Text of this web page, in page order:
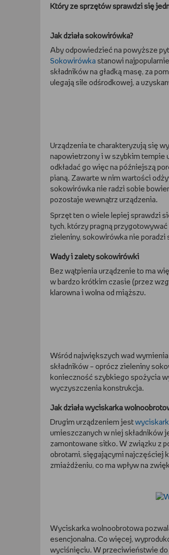
Który ze sprzętów sprawdzi się
Jak działa sokowirówka?
Aby odpowiedzieć na powyższe
Sokowirówka stanowi
składników na gładką masę, za
ulegają sile odśrodkowej, a
Urządzenia te charakteryzują się
napowietrzony i w szybkim tempie
odkładać go więc na późniejszą
pianą. Zawarte w nim wartości
sokowirówka nie radzi sobie
pozostaje wewnątrz urządzenia.
Sprzęt ten o wiele lepiej sprawdzi
tych, którzy pragną przygotowywać
zieleniny, sokowirówka nie poradzi
Wady i zalety sokowirówki
Bez wątpienia urządzenie to ma
w bardzo krótkim czasie (przez
klarowna i wolna od miąższu.
Wśród największych wad
składników – oprócz zieleniny
konieczność szybkiego spożycia
wyczyszczenia konstrukcja.
Jak działa wyciskarka
Drugim urządzeniem jest
umieszczanych w niej składników
zamontowane sitko. W związku z
obrotami, sięgającymi najczęściej
zmiażdżeniu, co ma wpływ na
Wyciskarka wolnoobrotowa
esencjonalna. Co więcej,
wyciśnięciu. W przeciwieństwie do